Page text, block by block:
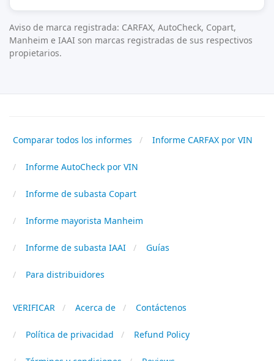
Aviso de marca registrada: CARFAX, AutoCheck, Copart,
Manheim e IAAI son marcas registradas de sus respectivos
propietarios.
Comparar todos los informes Informe CARFAX por VIN
Informe AutoCheck por VIN
Informe de subasta Copart
Informe mayorista Manheim
Informe de subasta IAAI Guías
Para distribuidores
VERIFICAR Acerca de Contáctenos
Política de privacidad Refund Policy